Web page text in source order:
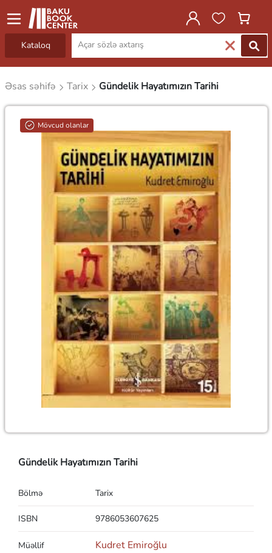
Kataloq
Əsas səhifə Tarix Gündelik Hayatımızın Tarihi
Mövcud olanlar
Gündelik Hayatımızın Tarihi
Bölmə Tarix
ISBN 9786053607625
Müəllif Kudret Emiroğlu